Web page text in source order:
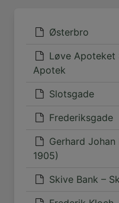
Østerbro
Løve Apoteket
Apotek
Slotsgade
Frederiksgade
Gerhard
1905)
Skive Bank –